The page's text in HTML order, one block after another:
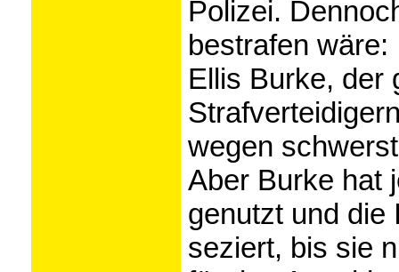
Polizei.
bestrafen wäre:
Ellis Burke, der
wegen
Aber Burke hat
genutzt und die
seziert, bis sie